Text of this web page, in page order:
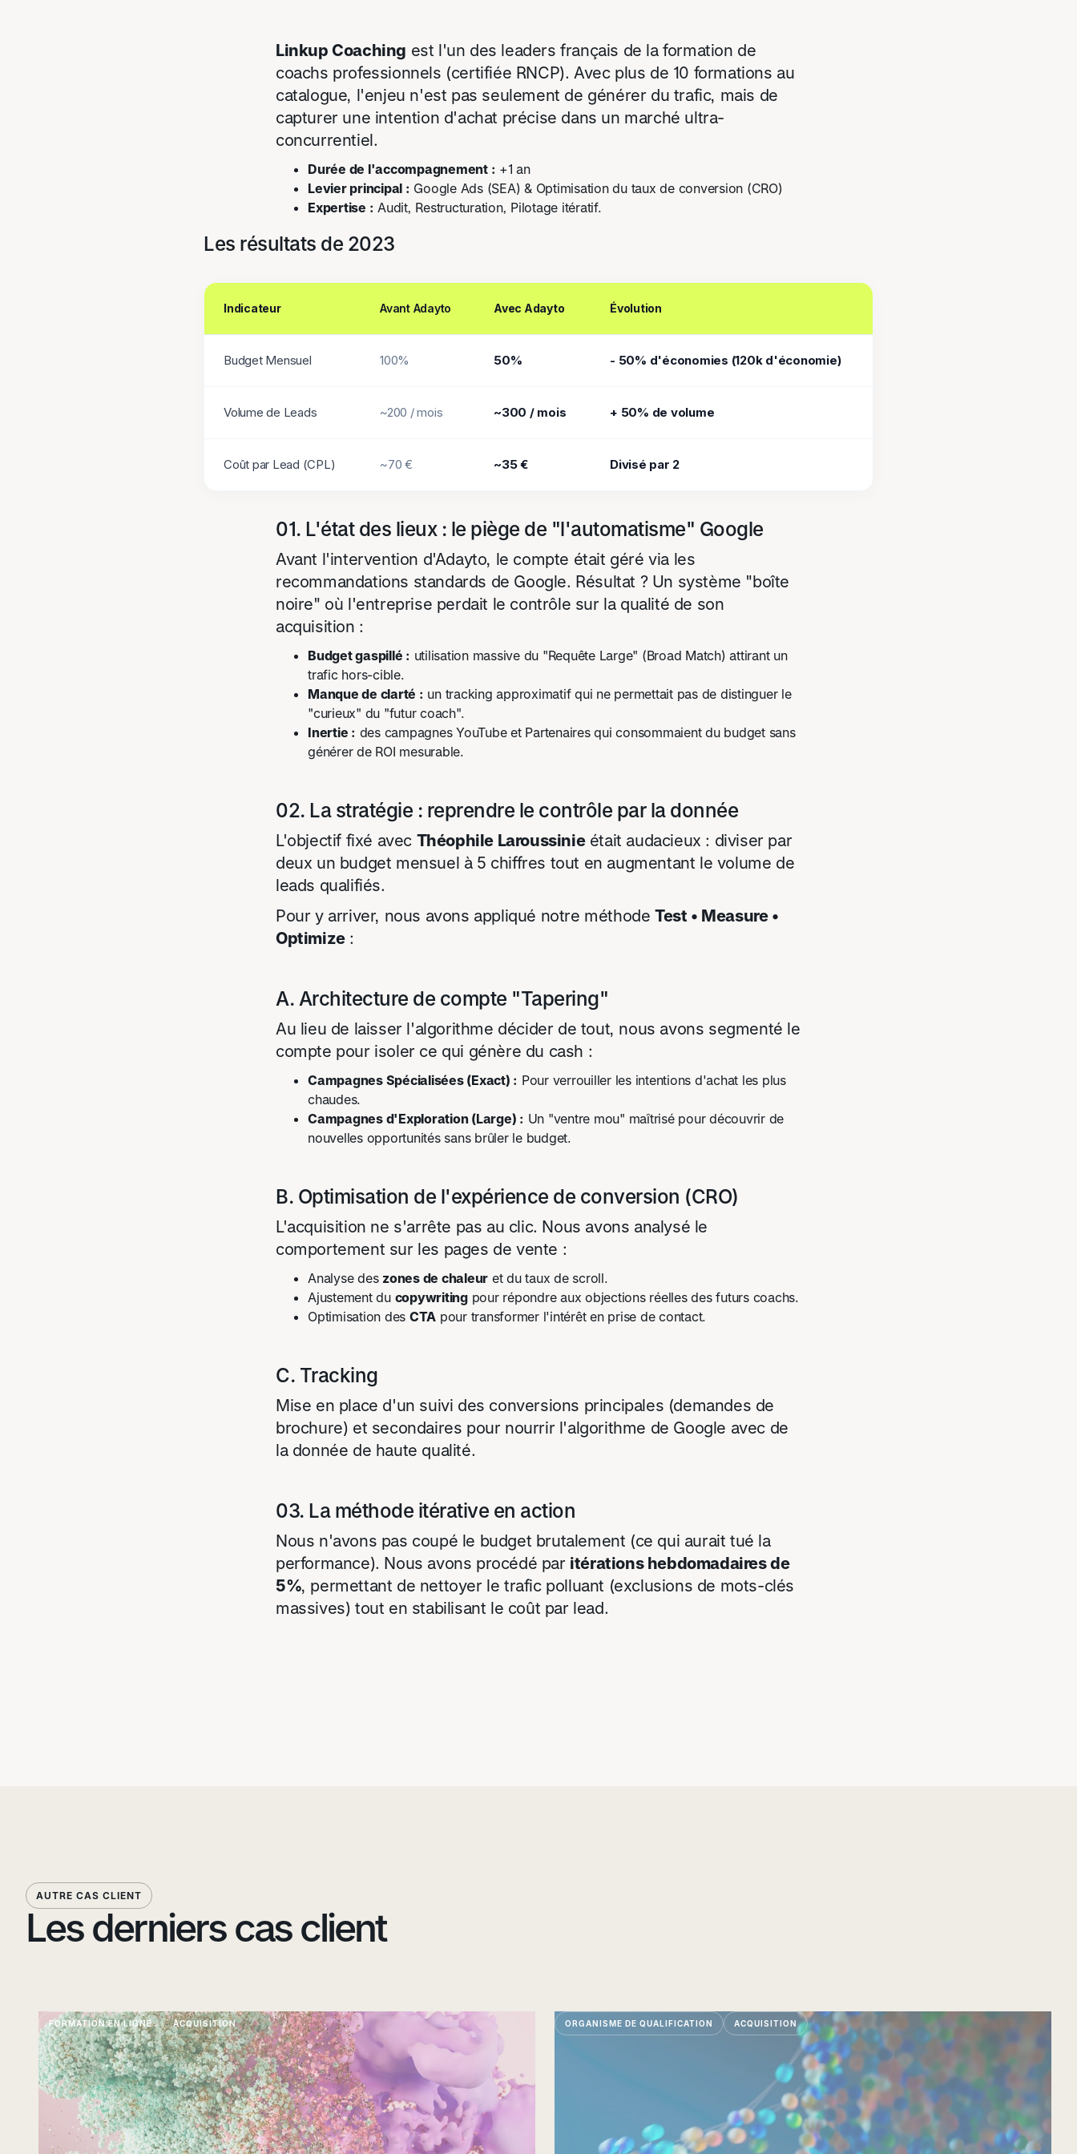
Linkup Coaching est l'un des leaders français de la formation de
coachs professionnels (certifiée RNCP). Avec plus de 10 formations au
catalogue, l'enjeu n'est pas seulement de générer du trafic, mais de
capturer une intention d'achat précise dans un marché ultra-
concurrentiel.
Durée de l'accompagnement : +1 an
Levier principal : Google Ads (SEA) & Optimisation du taux de conversion (CRO)
Expertise : Audit, Restructuration, Pilotage itératif.
Les résultats de 2023
Indicateur Avant Adayto Avec Adayto Évolution
Budget Mensuel 100% 50% - 50% d'économies (120k d'économie)
Volume de Leads ~200 / mois ~300 / mois + 50% de volume
Coût par Lead (CPL) ~70 € ~35 € Divisé par 2
01. L'état des lieux : le piège de "l'automatisme" Google
Avant l'intervention d'Adayto, le compte était géré via les
recommandations standards de Google. Résultat ? Un système "boîte
noire" où l'entreprise perdait le contrôle sur la qualité de son
acquisition :
Budget gaspillé : utilisation massive du "Requête Large" (Broad Match) attirant un
trafic hors-cible.
Manque de clarté : un tracking approximatif qui ne permettait pas de distinguer le
"curieux" du "futur coach".
Inertie : des campagnes YouTube et Partenaires qui consommaient du budget sans
générer de ROI mesurable.
02. La stratégie : reprendre le contrôle par la donnée
L'objectif fixé avec Théophile Laroussinieétait audacieux : diviser par
deux un budget mensuel à 5 chiffres tout en augmentant le volume de
leads qualifiés.
Pour y arriver, nous avons appliqué notre méthode Test • Measure •
Optimize:
A. Architecture de compte "Tapering"
Au lieu de laisser l'algorithme décider de tout, nous avons segmenté le
compte pour isoler ce qui génère du cash :
Campagnes Spécialisées (Exact) : Pour verrouiller les intentions d'achat les plus
chaudes.
Campagnes d'Exploration (Large) : Un "ventre mou" maîtrisé pour découvrir de
nouvelles opportunités sans brûler le budget.
B. Optimisation de l'expérience de conversion (CRO)
L'acquisition ne s'arrête pas au clic. Nous avons analysé le
comportement sur les pages de vente :
Analyse des zones de chaleur et du taux de scroll.
Ajustement du copywritingpour répondre aux objections réelles des futurs coachs.
Optimisation des CTA pour transformer l'intérêt en prise de contact.
C. Tracking
Mise en place d'un suivi des conversions principales (demandes de
brochure) et secondaires pour nourrir l'algorithme de Google avec de
la donnée de haute qualité.
03. La méthode itérative en action
Nous n'avons pas coupé le budget brutalement (ce qui aurait tué la
performance). Nous avons procédé par itérations hebdomadaires de
5%, permettant de nettoyer le trafic polluant (exclusions de mots-clés
massives) tout en stabilisant le coût par lead.
AUTRE CAS CLIENT
Les derniers cas client
FORMATION EN LIGNE ACQUISITION ORGANISME DE QUALIFICATION ACQUISITION